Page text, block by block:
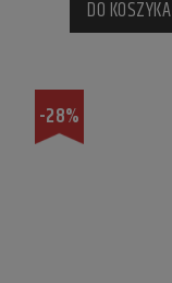
DO KOSZYKA
-28%